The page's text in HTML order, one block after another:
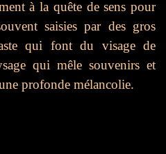
à la quête de sens pour
saisies par des gros
qui font du visage de
qui mêle souvenirs et
profonde mélancolie.